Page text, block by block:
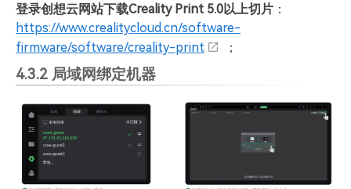
登录创想云网站下载Creality Print 5.0以上切片 ：
https://www.crealitycloud.cn/software-
firmware/software/creality-print
；
4.3.2 局域网绑定机器